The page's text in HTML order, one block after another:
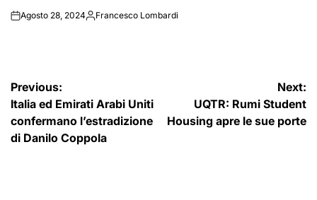
onAgosto 28, 2024Posted
Francesco Lombardi
Navigazione
articoli
Previous:
Italia ed Emirati Arabi Uniti
confermano l’estradizione
di Danilo Coppola
Next:
UQTR: Rumi Student
Housing apre le sue porte